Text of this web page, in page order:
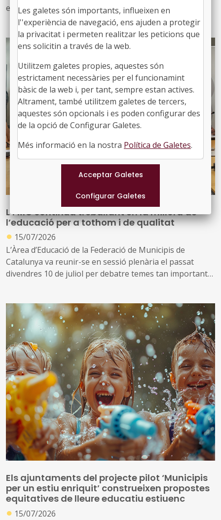
eina que defineix, ordena i enforteix el nou rol del
personal tècnic d’educació i el seu lideratge en el
desenvolupament i la gestió de les polítiques educatives
locals
L’FMC continua treballant en la millora de
l’educació per a tothom i de qualitat
● 15/07/2026
L’Àrea d’Educació de la Federació de Municipis de
Catalunya va reunir-se en sessió plenària el passat
divendres 10 de juliol per debatre temes tan importants
adaptat, la formació professional dual o el Decret
d’Orientació, entre d’altres
En la sessió es va presentar la nova presidenta de l’Àrea
d’Educació, Joana Cobo, alcaldessa de Vilajuïga, i que
també es vicepresidenta del Comitè Executiu de l’FMC
Els ajuntaments del projecte pilot ‘Municipis
per un estiu enriquit’ construeixen propostes
equitatives de lleure educatiu estiuenc
● 15/07/2026
Les galetes són importants, influeixen en
l''experiència de navegació, ens ajuden a protegir
la privacitat i permeten realitzar les peticions que
ens solicitin a través de la web.
Utilitzem galetes propies, aquestes són
estrictament necessàries per el funcionamint
bàsic de la web i, per tant, sempre estan actives.
Altrament, també utilitzem galetes de tercers,
aquestes són opcionals i es poden configurar des
de la opció de Configurar Galetes.
Més informació en la nostra Política de Galetes.